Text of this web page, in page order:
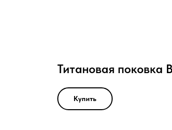
Титановая поковка
Купить